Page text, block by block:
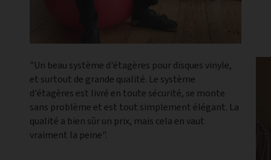
"Un beau système d'étagères pour disques vinyle,
et surtout de grande qualité. Le système
d'étagères est livré en toute sécurité, se monte
sans problème et est tout simplement élégant. La
qualité a bien sûr un prix, mais cela en vaut
vraiment la peine".